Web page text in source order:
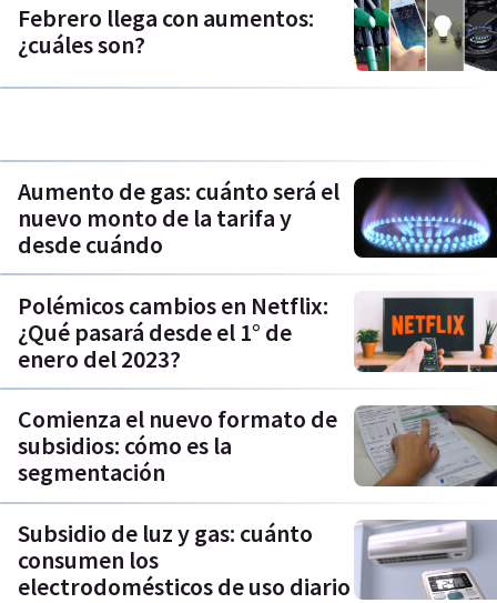
Febrero llega con aumentos:
¿cuáles son?
Aumento de gas: cuánto será el
nuevo monto de la tarifa y
desde cuándo
Polémicos cambios en Netflix:
¿Qué pasará desde el 1° de
enero del 2023?
Comienza el nuevo formato de
subsidios: cómo es la
segmentación
Subsidio de luz y gas: cuánto
consumen los
electrodomésticos de uso diario